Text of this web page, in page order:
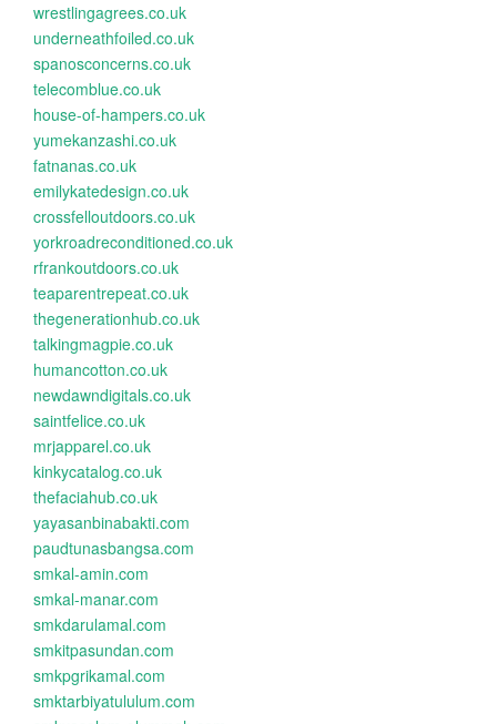
wrestlingagrees.co.uk
underneathfoiled.co.uk
spanosconcerns.co.uk
telecomblue.co.uk
house-of-hampers.co.uk
yumekanzashi.co.uk
fatnanas.co.uk
emilykatedesign.co.uk
crossfelloutdoors.co.uk
yorkroadreconditioned.co.uk
rfrankoutdoors.co.uk
teaparentrepeat.co.uk
thegenerationhub.co.uk
talkingmagpie.co.uk
humancotton.co.uk
newdawndigitals.co.uk
saintfelice.co.uk
mrjapparel.co.uk
kinkycatalog.co.uk
thefaciahub.co.uk
yayasanbinabakti.com
paudtunasbangsa.com
smkal-amin.com
smkal-manar.com
smkdarulamal.com
smkitpasundan.com
smkpgrikamal.com
smktarbiyatululum.com